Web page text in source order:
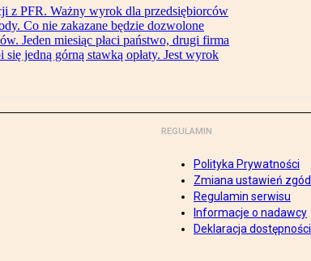
z PFR. Ważny wyrok dla przedsiębiorców
Co nie zakazane będzie dozwolone
Jeden miesiąc płaci państwo, drugi firma
jedną górną stawką opłaty. Jest wyrok
REGULAMIN
Polityka Prywatności
Zmiana ustawień zgód
Regulamin serwisu
Informacje o nadawcy
Deklaracja dostępności